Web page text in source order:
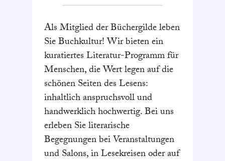
Als Mitglied der Büchergilde leben
Sie Buchkultur! Wir bieten ein
kuratiertes Literatur-Programm für
Menschen, die Wert legen auf die
schönen Seiten des Lesens:
inhaltlich anspruchsvoll und
handwerklich hochwertig. Bei uns
erleben Sie literarische
Begegnungen bei Veranstaltungen
und Salons, in Lesekreisen oder auf